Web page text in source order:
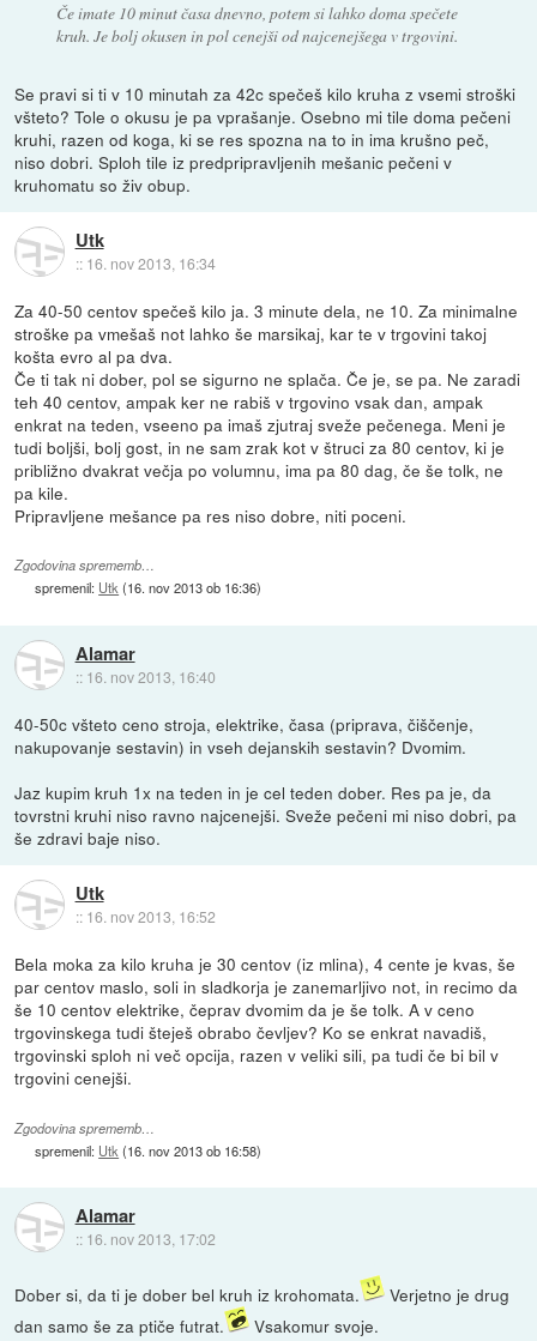
Če imate 10 minut časa dnevno, potem si lahko doma spečete
kruh. Je bolj okusen in pol cenejši od najcenejšega v trgovini.
Se pravi si ti v 10 minutah za 42c spečeš kilo kruha z vsemi stroški
všteto? Tole o okusu je pa vprašanje. Osebno mi tile doma pečeni
kruhi, razen od koga, ki se res spozna na to in ima krušno peč,
niso dobri. Sploh tile iz predpripravljenih mešanic pečeni v
kruhomatu so živ obup.
Utk
:: 16. nov 2013, 16:34
Za 40-50 centov spečeš kilo ja. 3 minute dela, ne 10. Za minimalne
stroške pa vmešaš not lahko še marsikaj, kar te v trgovini takoj
košta evro al pa dva.
Če ti tak ni dober, pol se sigurno ne splača. Če je, se pa. Ne zaradi
teh 40 centov, ampak ker ne rabiš v trgovino vsak dan, ampak
enkrat na teden, vseeno pa imaš zjutraj sveže pečenega. Meni je
tudi boljši, bolj gost, in ne sam zrak kot v štruci za 80 centov, ki je
približno dvakrat večja po volumnu, ima pa 80 dag, če še tolk, ne
pa kile.
Pripravljene mešance pa res niso dobre, niti poceni.
Zgodovina sprememb…
spremenil: Utk(16. nov 2013 ob 16:36)
Alamar
:: 16. nov 2013, 16:40
40-50c všteto ceno stroja, elektrike, časa (priprava, čiščenje,
nakupovanje sestavin) in vseh dejanskih sestavin? Dvomim.
Jaz kupim kruh 1x na teden in je cel teden dober. Res pa je, da
tovrstni kruhi niso ravno najcenejši. Sveže pečeni mi niso dobri, pa
še zdravi baje niso.
Utk
:: 16. nov 2013, 16:52
Bela moka za kilo kruha je 30 centov (iz mlina), 4 cente je kvas, še
par centov maslo, soli in sladkorja je zanemarljivo not, in recimo da
še 10 centov elektrike, čeprav dvomim da je še tolk. A v ceno
trgovinskega tudi šteješ obrabo čevljev? Ko se enkrat navadiš,
trgovinski sploh ni več opcija, razen v veliki sili, pa tudi če bi bil v
trgovini cenejši.
Zgodovina sprememb…
spremenil: Utk (16. nov 2013 ob 16:58)
Alamar
:: 16. nov 2013, 17:02
Dober si, da ti je dober bel kruh iz krohomata.
Verjetno je drug
dan samo še za ptiče futrat.
Vsakomur svoje.